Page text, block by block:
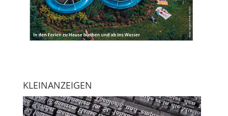
KLEINANZEIGEN